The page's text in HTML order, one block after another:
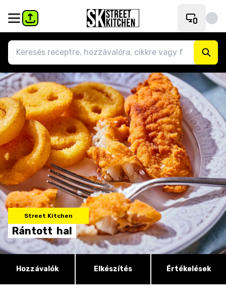
Street Kitchen
Rántott hal
Hozzávalók Elkészítés Értékelések